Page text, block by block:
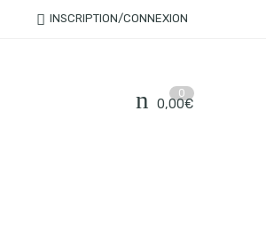
INSCRIPTION/CONNEXION
0
0,00€